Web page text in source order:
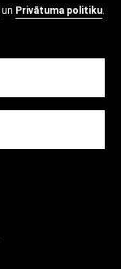
un Privātuma politiku.